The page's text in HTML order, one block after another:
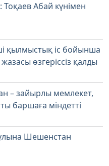
Абай күнімен
қылмыстық іс бойынша
өзгеріссіз қалды
– зайырлы мемлекет,
баршаға міндетті
Шешенстан